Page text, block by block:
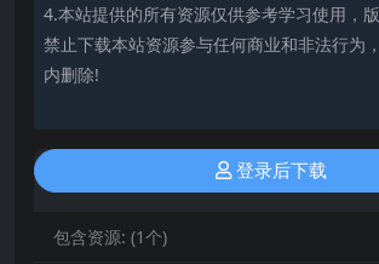
4.本站提供的所有资源仅供参考学习使用，
禁止下载本站资源参与任何商业和非法行为
内删除!
登录后下载
包含资源: (1个)